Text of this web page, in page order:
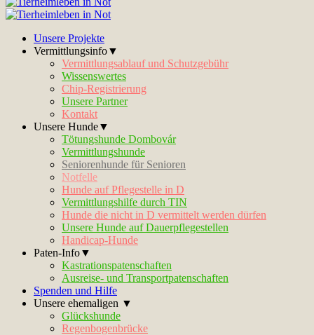
Unsere Projekte
Vermittlungsinfo▼
Vermittlungsablauf und Schutzgebühr
Wissenswertes
Chip-Registrierung
Unsere Partner
Kontakt
Unsere Hunde▼
Tötungshunde Dombovár
Vermittlungshunde
Seniorenhunde für Senioren
Notfelle
Hunde auf Pflegestelle in D
Vermittlungshilfe durch TIN
Hunde die nicht in D vermittelt werden dürfen
Unsere Hunde auf Dauerpflegestellen
Handicap-Hunde
Paten-Info▼
Kastrationspatenschaften
Ausreise- und Transportpatenschaften
Spenden und Hilfe
Unsere ehemaligen ▼
Glückshunde
Regenbogenbrücke